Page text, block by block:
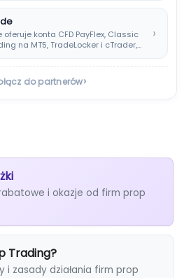
oferuje konta CFD PayFlex, Classic
na MT5, TradeLocker i cTrader,…
›
do partnerów›
i okazje od firm prop
Trading?
i zasady działania firm prop